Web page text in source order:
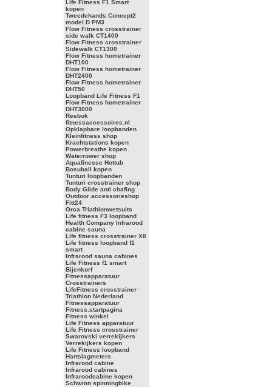
Life Fitness F1 Smart
kopen
Tweedehands Concept2
model D PM3
Flow Fitness crosstrainer
side walk CT1400
Flow Fitness crosstrainer
Sidewalk CT1300
Flow Fitness hometrainer
DHT100
Flow Fitness hometrainer
DHT2400
Flow Fitness hometrainer
DHT50
Loopband Life Fitness F1
Flow Fitness hometrainer
DHT3000
Reebok
fitnessaccessoires.nl
Opklapbare loopbanden
Kleinfitness shop
Krachtstations kopen
Powerbreathe kopen
Waterrower shop
Aquafinesse Hottub
Bosuball kopen
Tunturi loopbanden
Tunturi crosstrainer shop
Body Glide anti chafing
Outdoor accessorieshop
Fitt24
Orca Triathlonwetsuits
Life fitness F3 loopband
Health Company Infrarood
cabine sauna
Life fitness crosstrainer X8
Life fitness loopband f1
smart
Infrarood sauna cabines
Life Fitness f1 smart
Bijenkorf
Fitnessapparatuur
Crosstrainers
LifeFitness crosstrainer
Triathlon Nederland
Fitnessapparatuur
Fitness.startpagina
Fitness winkel
Life Fitness apparatuur
Life Fitness crosstrainer
Swarovski verrekijkers
Verrekijkers kopen
Life Fitness loopband
Hartslagmeters
Infrarood cabine
Infrarood cabines
Infraroodcabine kopen
Schwinn spinningbike